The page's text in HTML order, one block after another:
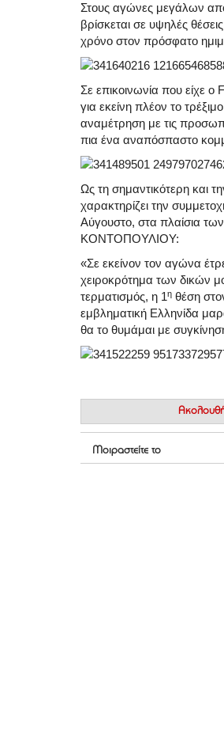
Στους αγώνες μεγάλων
βρίσκεται σε υψηλές
χρόνο στον πρόσφατο
Σε επικοινωνία που είχε
για εκείνη πλέον το
αναμέτρηση με τις
πια ένα αναπόσπαστο
Ως τη σημαντικότερη και
χαρακτηρίζει την
Αύγουστο, στα πλαίσια
ΚΟΝΤΟΠΟΥΛΙΟΥ:
«Σε εκείνον τον αγώνα
χειροκρότημα των δικών
τερματισμός, η 1η θέση
εμβληματική Ελληνίδα
θα το θυμάμαι με
Μοιραστείτε το